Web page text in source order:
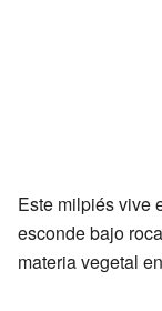
Este milpiés vive
esconde bajo
materia vegetal